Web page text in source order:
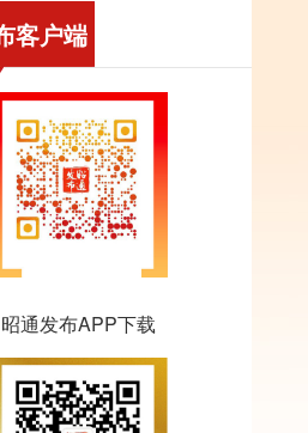
客户端
昭通发布APP下载